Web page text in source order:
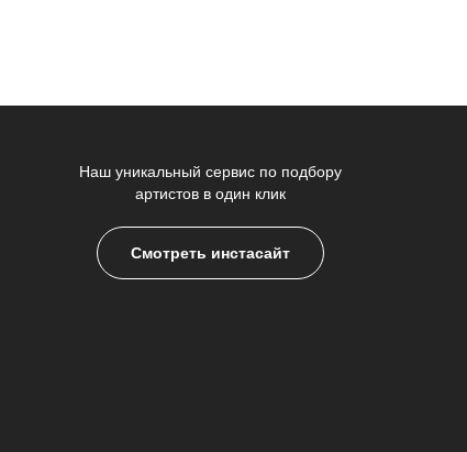
Наш уникальный сервис по подбору
артистов в один клик
Смотреть инстасайт